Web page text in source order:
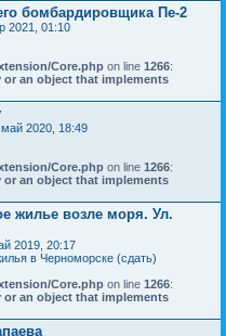
бомбардировщика Пе-2
2021, 01:10
Core.php on line 1266:
or an object that implements
май 2020, 18:49
Core.php on line 1266:
or an object that implements
жилье возле моря. Ул.
2019, 20:17
в Черноморске (сдать)
Core.php on line 1266:
or an object that implements